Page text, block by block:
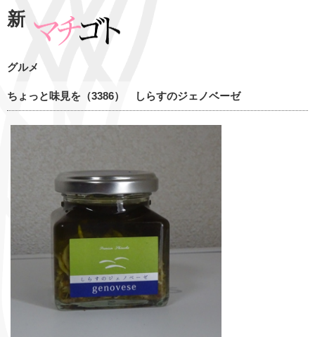
新
グルメ
ちょっと味見を（3386） しらすのジェノベーゼ